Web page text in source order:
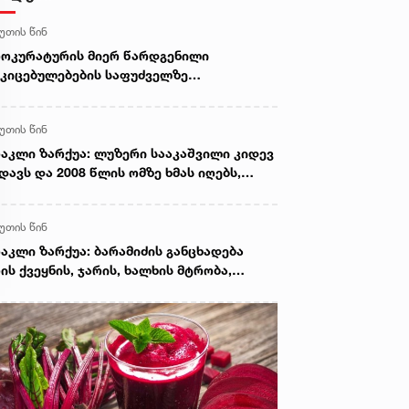
წინ
მიერ წარდგენილი
საფუძველზე
სასამართლომ 16 წლით
აღკვეთა მიუსაჯა
წინ
ზარქუა: ლუზერი სააკაშვილი კიდევ
და 2008 წლის ომზე ხმას იღებს,
სავაჭრო ორგანიზაციაში
შესვლას მხარი დაუჭირა
წინ
ზარქუა: ბარამიძის განცხადება
ქვეყნის, ჯარის, ხალხის მტრობა,
მოახდნენ